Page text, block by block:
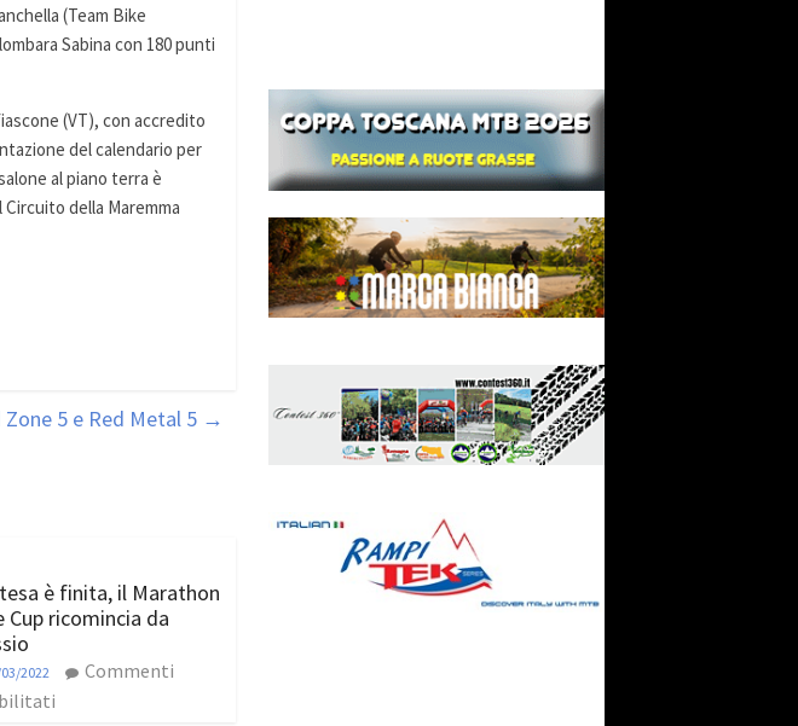
(Team Bike
Sabina con 180 punti
(VT), con accredito
del calendario per
al piano terra è
della Maremma
Zone 5 e Red Metal 5 →
è finita, il Marathon
Cup ricomincia da
2022
Commenti